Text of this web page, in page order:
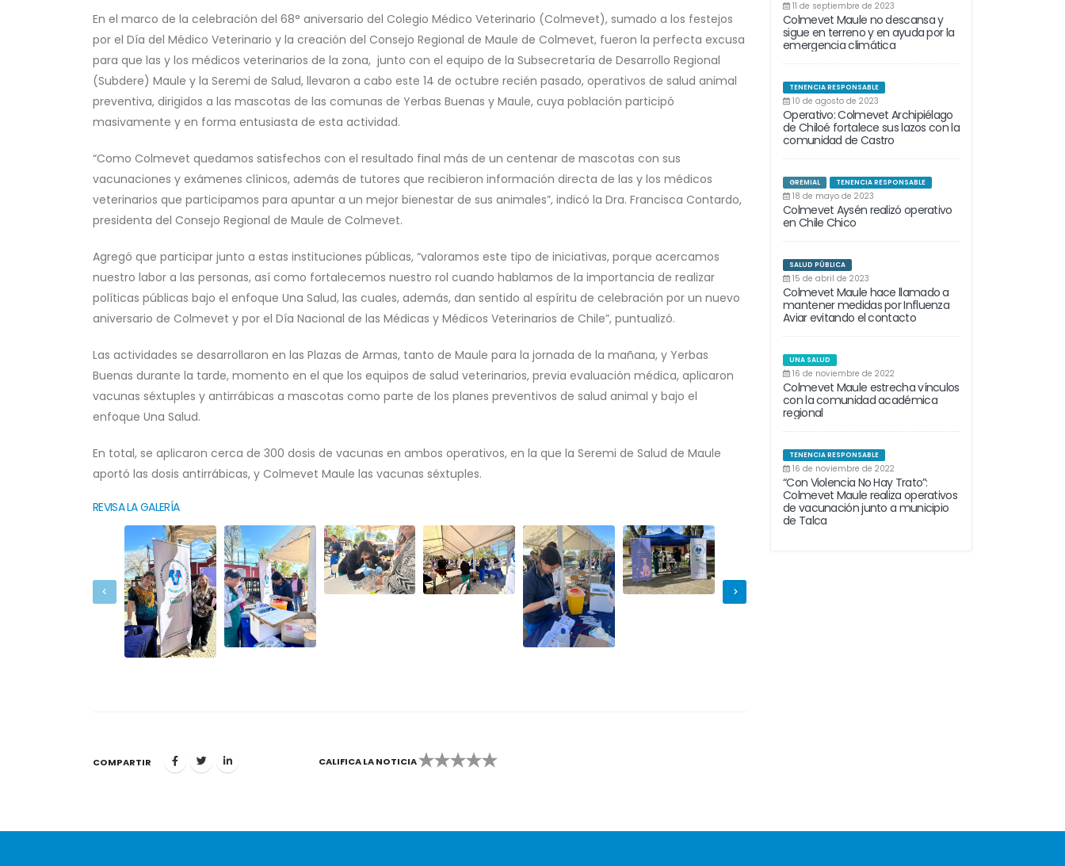
11 de septiembre de 2023
Colmevet Maule no descansa y
sigue en terreno y en ayuda por la
emergencia climática
TENENCIA RESPONSABLE
10 de agosto de 2023
Operativo: Colmevet Archipiélago
de Chiloé fortalece sus lazos con la
comunidad de Castro
GREMIAL TENENCIA RESPONSABLE
18 de mayo de 2023
Colmevet Aysén realizó operativo
en Chile Chico
SALUD PÚBLICA
15 de abril de 2023
Colmevet Maule hace llamado a
mantener medidas por Influenza
Aviar evitando el contacto
UNA SALUD
16 de noviembre de 2022
Colmevet Maule estrecha vínculos
con la comunidad académica
regional
TENENCIA RESPONSABLE
16 de noviembre de 2022
“Con Violencia No Hay Trato”:
Colmevet Maule realiza operativos
de vacunación junto a municipio
de Talca
En el marco de la celebración del 68° aniversario del Colegio Médico Veterinario (Colmevet), sumado a los festejos
por el Día del Médico Veterinario y la creación del Consejo Regional de Maule de Colmevet, fueron la perfecta excusa
para que las y los médicos veterinarios de la zona, junto con el equipo de la Subsecretaría de Desarrollo Regional
(Subdere) Maule y la Seremi de Salud, llevaron a cabo este 14 de octubre recién pasado, operativos de salud animal
preventiva, dirigidos a las mascotas de las comunas de Yerbas Buenas y Maule, cuya población participó
masivamente y en forma entusiasta de esta actividad.
“Como Colmevet quedamos satisfechos con el resultado final más de un centenar de mascotas con sus
vacunaciones y exámenes clínicos, además de tutores que recibieron información directa de las y los médicos
veterinarios que participamos para apuntar a un mejor bienestar de sus animales”, indicó la Dra. Francisca Contardo,
presidenta del Consejo Regional de Maule de Colmevet.
Agregó que participar junto a estas instituciones públicas, “valoramos este tipo de iniciativas, porque acercamos
nuestro labor a las personas, así como fortalecemos nuestro rol cuando hablamos de la importancia de realizar
políticas públicas bajo el enfoque Una Salud, las cuales, además, dan sentido al espíritu de celebración por un nuevo
aniversario de Colmevet y por el Día Nacional de las Médicas y Médicos Veterinarios de Chile”, puntualizó.
Las actividades se desarrollaron en las Plazas de Armas, tanto de Maule para la jornada de la mañana, y Yerbas
Buenas durante la tarde, momento en el que los equipos de salud veterinarios, previa evaluación médica, aplicaron
vacunas séxtuples y antirrábicas a mascotas como parte de los planes preventivos de salud animal y bajo el
enfoque Una Salud.
En total, se aplicaron cerca de 300 dosis de vacunas en ambos operativos, en la que la Seremi de Salud de Maule
aportó las dosis antirrábicas, y Colmevet Maule las vacunas séxtuples.
REVISA LA GALERÍA
COMPARTIR CALIFICA LA NOTICIA
1 2 3 4 5